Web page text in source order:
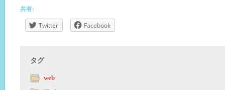
共有:
Twitter Facebook
タグ
web